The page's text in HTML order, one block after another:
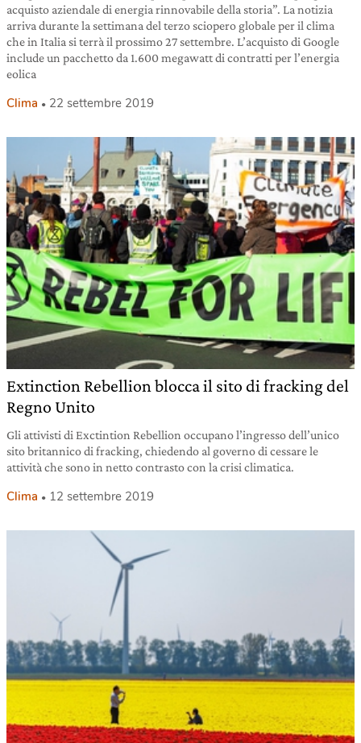
acquisto aziendale di energia rinnovabile della storia”. La notizia
arriva durante la settimana del terzo sciopero globale per il clima
che in Italia si terrà il prossimo 27 settembre. L’acquisto di Google
include un pacchetto da 1.600 megawatt di contratti per l’energia
eolica
Clima 22 settembre 2019
Extinction Rebellion blocca il sito di fracking del
Regno Unito
Gli attivisti di Exctintion Rebellion occupano l’ingresso dell’unico
sito britannico di fracking, chiedendo al governo di cessare le
attività che sono in netto contrasto con la crisi climatica.
Clima 12 settembre 2019